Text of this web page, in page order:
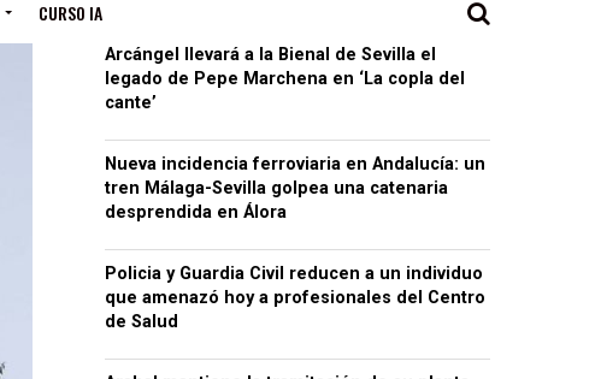
CURSO IA
Arcángel llevará a la Bienal de Sevilla el
legado de Pepe Marchena en ‘La copla del
cante’
Nueva incidencia ferroviaria en Andalucía: un
tren Málaga-Sevilla golpea una catenaria
desprendida en Álora
Policia y Guardia Civil reducen a un individuo
que amenazó hoy a profesionales del Centro
de Salud